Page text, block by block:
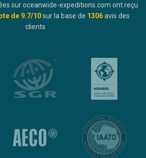
sur oceanwide-expeditions.com ont reçu
de 9.7/10sur la base de 1306avis des
clients